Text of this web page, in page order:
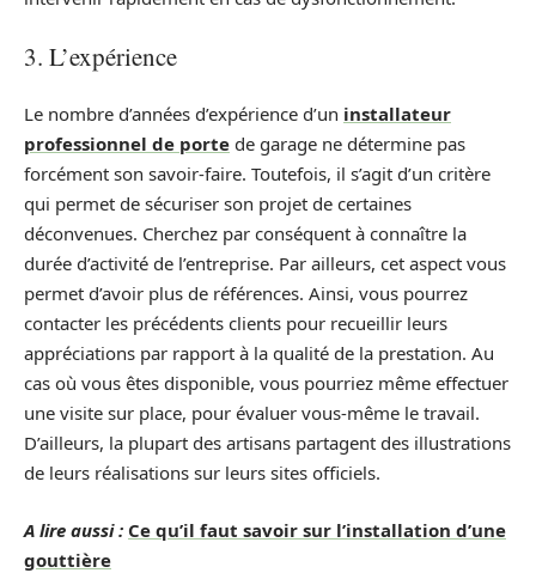
3. L’expérience
Le nombre d’années d’expérience d’un installateur
professionnel de porte de garage ne détermine pas
forcément son savoir-faire. Toutefois, il s’agit d’un critère
qui permet de sécuriser son projet de certaines
déconvenues. Cherchez par conséquent à connaître la
durée d’activité de l’entreprise. Par ailleurs, cet aspect vous
permet d’avoir plus de références. Ainsi, vous pourrez
contacter les précédents clients pour recueillir leurs
appréciations par rapport à la qualité de la prestation. Au
cas où vous êtes disponible, vous pourriez même effectuer
une visite sur place, pour évaluer vous-même le travail.
D’ailleurs, la plupart des artisans partagent des illustrations
de leurs réalisations sur leurs sites officiels.
A lire aussi : Ce qu’il faut savoir sur l’installation d’une
gouttière